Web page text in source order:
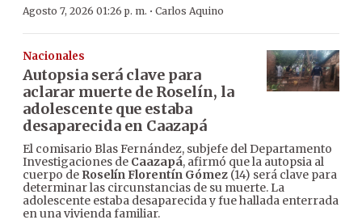
Agosto 7, 2026 01:26 p. m. · Carlos Aquino
Nacionales
Autopsia será clave para
aclarar muerte de Roselín, la
adolescente que estaba
desaparecida en Caazapá
El comisario Blas Fernández, subjefe del Departamento
Investigaciones de Caazapá, afirmó que la autopsia al
cuerpo de Roselín Florentín Gómez (14) será clave para
determinar las circunstancias de su muerte. La
adolescente estaba desaparecida y fue hallada enterrada
en una vivienda familiar.